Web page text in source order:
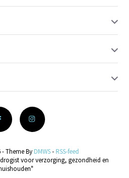
Theme By DMWS- RSS-feed
voor verzorging, gezondheid en